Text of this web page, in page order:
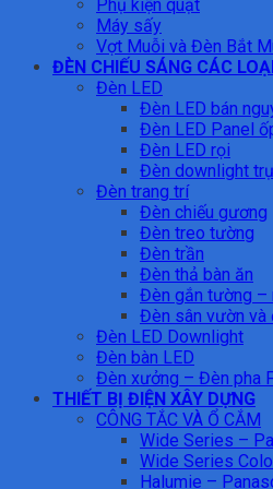
Phụ kiện quạt
Máy sấy
Vợt Muỗi và Đèn Bắt
ĐÈN CHIẾU SÁNG CÁC LOẠI
Đèn LED
Đèn LED bán
Đèn LED Panel
Đèn LED rọi
Đèn downlight
Đèn trang trí
Đèn chiếu gương
Đèn treo tường
Đèn trần
Đèn thả bàn ăn
Đèn gắn tường –
Đèn sân vườn và
Đèn LED Downlight
Đèn bàn LED
Đèn xưởng – Đèn pha
THIẾT BỊ ĐIỆN XÂY DỰNG
CÔNG TẮC VÀ Ổ CẮM
Wide Series –
Wide Series
Halumie –